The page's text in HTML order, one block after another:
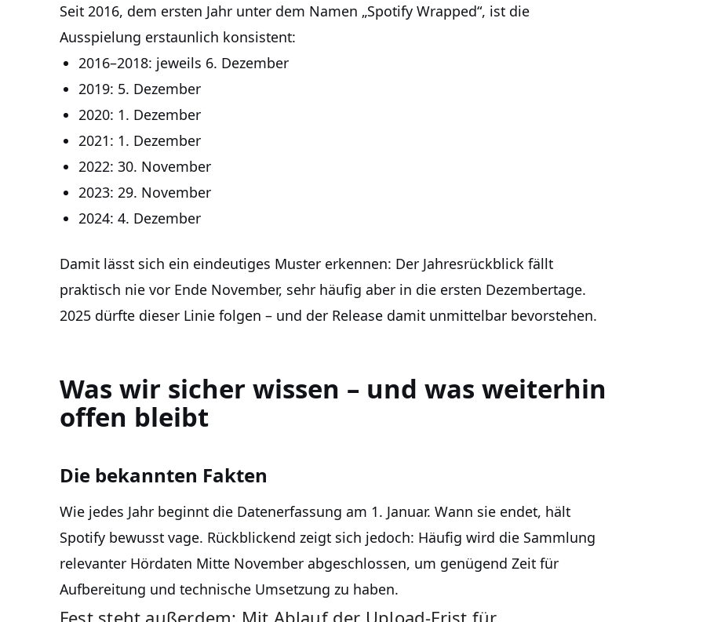
Seit 2016, dem ersten Jahr unter dem Namen „Spotify Wrapped“, ist die
Ausspielung erstaunlich konsistent:
2016–2018: jeweils 6. Dezember
2019: 5. Dezember
2020: 1. Dezember
2021: 1. Dezember
2022: 30. November
2023: 29. November
2024: 4. Dezember
Damit lässt sich ein eindeutiges Muster erkennen: Der Jahresrückblick fällt
praktisch nie vor Ende November, sehr häufig aber in die ersten Dezembertage.
2025 dürfte dieser Linie folgen – und der Release damit unmittelbar bevorstehen.
Was wir sicher wissen – und was weiterhin
offen bleibt
Die bekannten Fakten
Wie jedes Jahr beginnt die Datenerfassung am 1. Januar. Wann sie endet, hält
Spotify bewusst vage. Rückblickend zeigt sich jedoch: Häufig wird die Sammlung
relevanter Hördaten Mitte November abgeschlossen, um genügend Zeit für
Aufbereitung und technische Umsetzung zu haben.
Fest steht außerdem: Mit Ablauf der Upload-Frist für